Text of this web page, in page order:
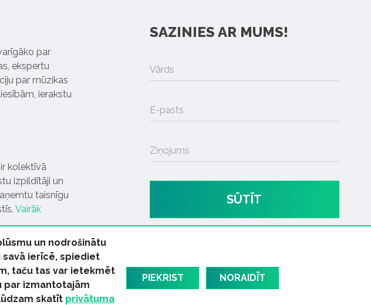
par
ekspertu
par mūzikas
ierakstu
kolektīvā
izpildītāji un
taisnīgu
Vairāk
SAZINIES AR MUMS!
Vārds
E-pasts
Ziņojums
SŪTĪT
un nodrošinātu
savā ierīcē, spiediet
taču tas var ietekmēt
par izmantotajām
skatīt privātuma
PIEKRIST NORAIDĪT